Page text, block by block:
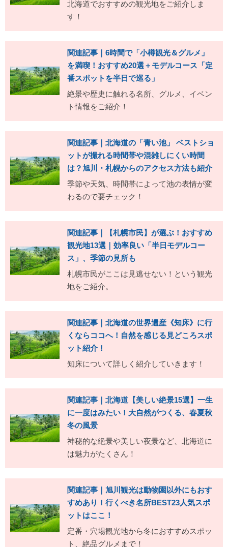
北海道でおすすめの観光地をご紹介しま
す！
関連記事｜6時間で「小樽観光＆グルメ」
を満喫！おすすめ20選＋モデルコース「定
番スポットを半日で巡る」
絶景や歴史に触れる名所、グルメ、イベン
ト情報をご紹介！
関連記事｜北海道の「青い池」 ベストショ
ットが撮れる時間帯や混雑しにくい時間
は？旭川・札幌からのアクセス方法も紹介
季節や天気、時間帯によって池の表情が変
わるので要チェック！
関連記事｜【札幌市民】が選ぶ！おすすめ
観光地13選｜効率良い「半日モデルコー
ス」、季節の見所も
札幌市民がここは見逃せない！という観光
地をご紹介。
関連記事｜北海道の世界遺産《知床》に行
くならココへ！自然を感じる見どころスポ
ット紹介！
知床について詳しく紹介していきます！
関連記事｜北海道【美しい絶景15選】一生
に一度はみたい！大自然がつくる、春夏秋
冬の風景
神秘的な絶景や美しい夜景など、北海道に
は魅力がたくさん！
関連記事｜旭川観光は動物園以外にもおす
すめあり！行くべき名所BEST23人気スポ
ットはここ！
定番・穴場観光地から冬におすすめスポッ
ト、絶品グルメまで！